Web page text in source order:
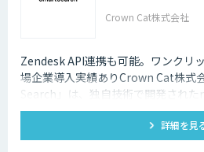
Crown Cat株式会社
Zendesk API連携も可能。ワンクリ
場企業導入実績ありCrown Cat株式
Search」は、独自技術で開発され
精度を誇るAIチャットボットです。
理画面から簡単にご自身でチューニ
高精度な特徴があります。
詳細を見